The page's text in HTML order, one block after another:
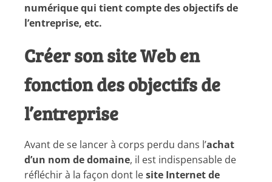
numérique qui tient compte des objectifs de
l’entreprise, etc.
Créer son site Web en
fonction des objectifs de
l’entreprise
Avant de se lancer à corps perdu dans l’achat
d’un nom de domaine, il est indispensable de
réfléchir à la façon dont lesite Internet de